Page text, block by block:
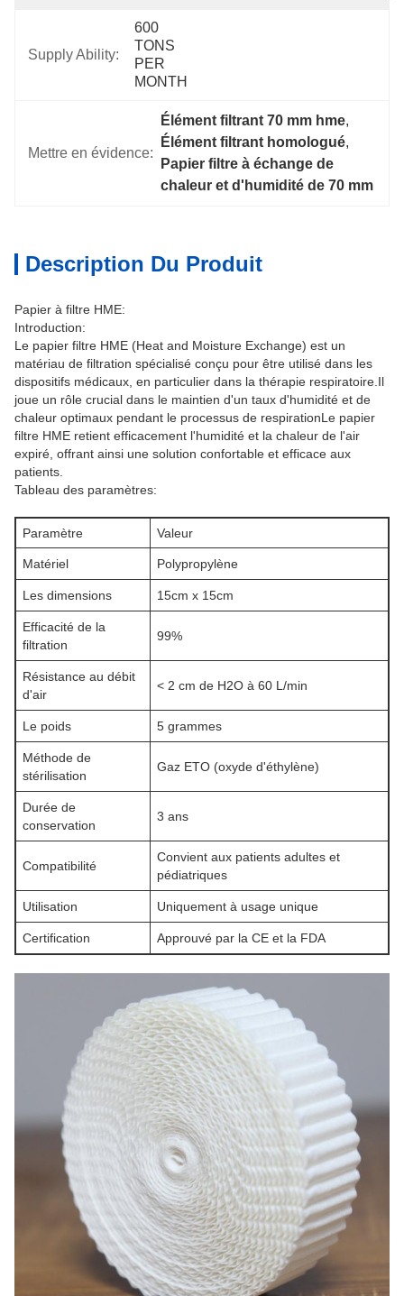
Supply Ability:
600
TONS
PER
MONTH
Mettre en évidence:
Élément filtrant 70 mm hme,
Élément filtrant homologué,
Papier filtre à échange de
chaleur et d'humidité de 70 mm
Description Du Produit
Papier à filtre HME:
Introduction:
Le papier filtre HME (Heat and Moisture Exchange) est un
matériau de filtration spécialisé conçu pour être utilisé dans les
dispositifs médicaux, en particulier dans la thérapie respiratoire.Il
joue un rôle crucial dans le maintien d'un taux d'humidité et de
chaleur optimaux pendant le processus de respirationLe papier
filtre HME retient efficacement l'humidité et la chaleur de l'air
expiré, offrant ainsi une solution confortable et efficace aux
patients.
Tableau des paramètres:
Paramètre Valeur
Matériel Polypropylène
Les dimensions 15cm x 15cm
Efficacité de la
filtration
99%
Résistance au débit
d'air
< 2 cm de H2O à 60 L/min
Le poids 5 grammes
Méthode de
stérilisation
Gaz ETO (oxyde d'éthylène)
Durée de
conservation
3 ans
Compatibilité
Convient aux patients adultes et
pédiatriques
Utilisation Uniquement à usage unique
Certification Approuvé par la CE et la FDA